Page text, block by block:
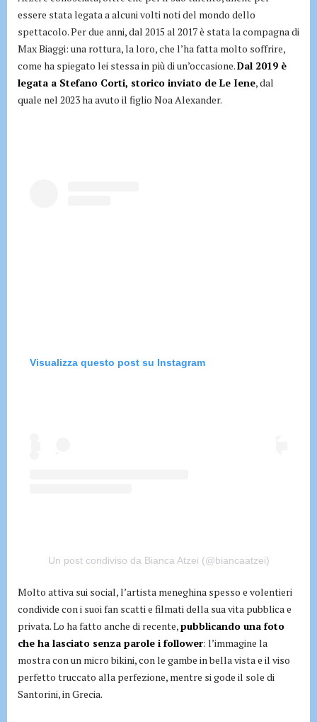
essere stata legata a alcuni volti noti del mondo dello
spettacolo. Per due anni, dal 2015 al 2017 è stata la compagna di
Max Biaggi: una rottura, la loro, che l’ha fatta molto soffrire,
come ha spiegato lei stessa in più di un’occasione.Dal 2019 è
legata a Stefano Corti, storico inviato de Le Iene, dal
quale nel 2023 ha avuto il figlio Noa Alexander.
Visualizza questo post su Instagram
Un post condiviso da Bianca Atzei (@biancaatzei)
Molto attiva sui social, l’artista meneghina spesso e volentieri
condivide con i suoi fan scatti e filmati della sua vita pubblica e
privata. Lo ha fatto anche di recente,pubblicando una foto
che ha lasciato senza parole i follower: l’immagine la
mostra con un micro bikini, con le gambe in bella vista e il viso
perfetto truccato alla perfezione, mentre si gode il sole di
Santorini, in Grecia.